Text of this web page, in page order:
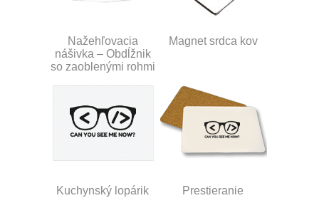
Nažehľovacia
nášivka – Obdĺžnik
so zaoblenými rohmi
Magnet srdca kov
Kuchynský lopárik Prestieranie